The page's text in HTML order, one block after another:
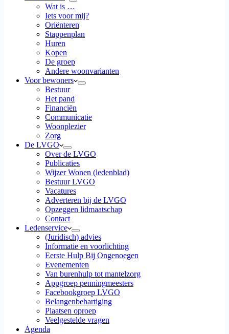
Wat is …
Iets voor mij?
Oriënteren
Stappenplan
Huren
Kopen
De groep
Andere woonvarianten
Voor bewoners
Bestuur
Het pand
Financiën
Communicatie
Woonplezier
Zorg
De LVGO
Over de LVGO
Publicaties
Wijzer Wonen (ledenblad)
Bestuur LVGO
Vacatures
Adverteren bij de LVGO
Opzeggen lidmaatschap
Contact
Ledenservice
(Juridisch) advies
Informatie en voorlichting
Eerste Hulp Bij Ongenoegen
Evenementen
Van burenhulp tot mantelzorg
Appgroep penningmeesters
Facebookgroep LVGO
Belangenbehartiging
Plaatsen oproep
Veelgestelde vragen
Agenda